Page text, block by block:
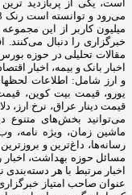
است، یکی از پربازدید
میلیون کاربر از این
خبرگزاری را دنبال می‌کنند.
مقالات تحلیلی در حوزه
اخبار بانک و بیمه، اخبار
و ارز شامل: اطلاعات
یورو، قیمت بیت کوین،
قیمت دینار عراق، نرخ ارز،
می‌توانید بخش‌های متنوع
ماشین زمان، ویژه نامه،
رسانه‌ها، داغ‌ترین و
مسائل حوزه بهداشت، اخبار
اخبار مرتبط با هر دسته‌بندی
عنوان صاحب امتیاز